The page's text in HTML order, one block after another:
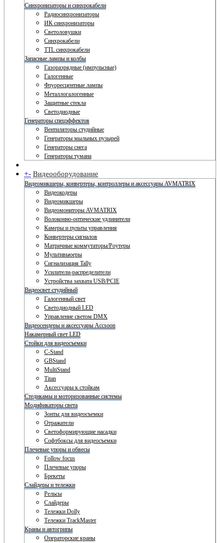
Синхронизаторы и синхрокабели
Радиосинхронизаторы
ИК синхронизаторы
Светоловушки
Синхрокабели
TTL синхрокабели
Запасные лампы и колбы
Газоразрядные (импульсные)
Галогенные
Флуоресцентные лампы
Металлогалогенные
Защитные стекла
Светодиодные
Генераторы спецэффектов
Вентиляторы студийные
Генераторы мыльных пузырей
Генераторы снега
Генераторы тумана
+- Видеооборудование
Видеомикшеры, конвертеры, контроллеры и аксессуары AVMATRIX
Видеокодеры
Видеомикшеры
Видеомониторы AVMATRIX
Волоконно-оптические удлинители
Камеры и пульты управления
Конвертеры сигналов
Матричные коммутаторы/Роутеры
Мультивьюеры
Сигнализация Tally
Усилители-распределители
Устройства захвата USB/PCIE
Видеосвет студийный
Галогенный свет
Светодиодный LED
Управление светом DMX
Видеосендеры и аксессуары Accsoon
Накамерный свет LED
Стойки для видеосъемки
C-Stand
GBStand
MultiStand
Titan
Аксессуары к стойкам
Стедикамы и моторизованные системы
Модификаторы света
Зонты для видеосъемки
Отражатели
Светоформирующие насадки
Софтбоксы для видеосъемки
Плечевые упоры и обвесы
Follow focus
Плечевые упоры
Брекеты
Слайдеры и тележки
Рельсы
Слайдеры
Тележки Dolly
Тележки TrackMaster
Краны и автогрипы
Операторские краны